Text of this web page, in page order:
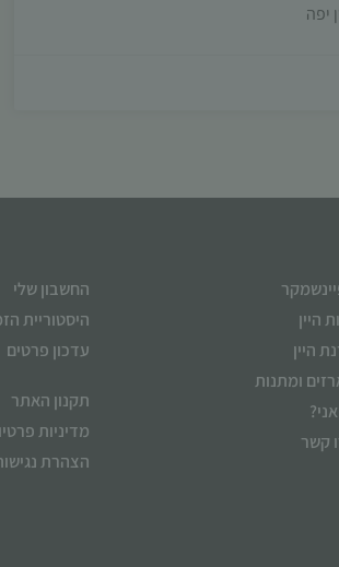
יפה
היין
היין
ומתנות
קשר
החשבון שלי
היסטוריית
עדכון פרטים
תקנון האתר
מדיניות
הצהרת